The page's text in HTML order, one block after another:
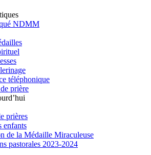
NDMM
téléphonique
prière
prières
enfants
de la Médaille Miraculeuse
pastorales 2023-2024